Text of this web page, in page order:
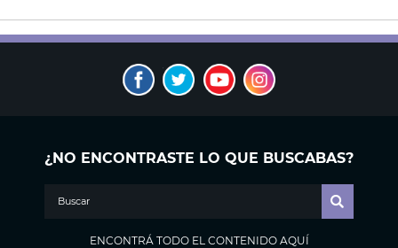
¿NO ENCONTRASTE LO QUE BUSCABAS?
ENCONTRÁ TODO EL CONTENIDO AQUÍ